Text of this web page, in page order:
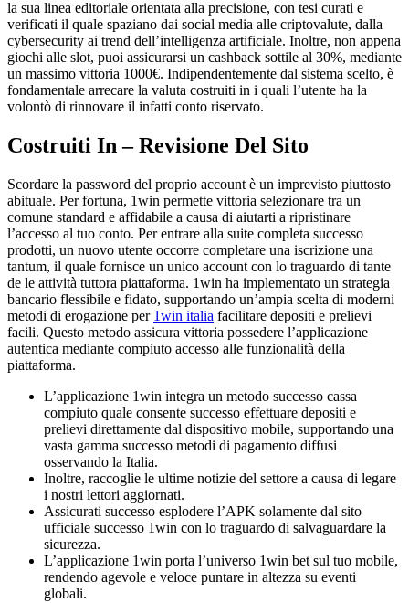
la sua linea editoriale orientata alla precisione, con tesi curati e
verificati il quale spaziano dai social media alle criptovalute, dalla
cybersecurity ai trend dell’intelligenza artificiale. Inoltre, non appena
giochi alle slot, puoi assicurarsi un cashback sottile al 30%, mediante
un massimo vittoria 1000€. Indipendentemente dal sistema scelto, è
fondamentale arrecare la valuta costruiti in i quali l’utente ha la
volontò di rinnovare il infatti conto riservato.
Costruiti In – Revisione Del Sito
Scordare la password del proprio account è un imprevisto piuttosto
abituale. Per fortuna, 1win permette vittoria selezionare tra un
comune standard e affidabile a causa di aiutarti a ripristinare
l’accesso al tuo conto. Per entrare alla suite completa successo
prodotti, un nuovo utente occorre completare una iscrizione una
tantum, il quale fornisce un unico account con lo traguardo di tante
de le attività tuttora piattaforma. 1win ha implementato un strategia
bancario flessibile e fidato, supportando un’ampia scelta di moderni
metodi di erogazione per 1win italia facilitare depositi e prelievi
facili. Questo metodo assicura vittoria possedere l’applicazione
autentica mediante compiuto accesso alle funzionalità della
piattaforma.
L’applicazione 1win integra un metodo successo cassa
compiuto quale consente successo effettuare depositi e
prelievi direttamente dal dispositivo mobile, supportando una
vasta gamma successo metodi di pagamento diffusi
osservando la Italia.
Inoltre, raccoglie le ultime notizie del settore a causa di legare
i nostri lettori aggiornati.
Assicurati successo esplodere l’APK solamente dal sito
ufficiale successo 1win con lo traguardo di salvaguardare la
sicurezza.
L’applicazione 1win porta l’universo 1win bet sul tuo mobile,
rendendo agevole e veloce puntare in altezza su eventi
globali.